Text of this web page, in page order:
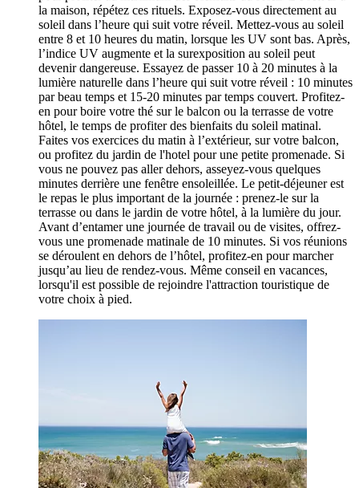
la maison, répétez ces rituels. Exposez-vous directement au
soleil dans l’heure qui suit votre réveil. Mettez-vous au soleil
entre 8 et 10 heures du matin, lorsque les UV sont bas. Après,
l’indice UV augmente et la surexposition au soleil peut
devenir dangereuse. Essayez de passer 10 à 20 minutes à la
lumière naturelle dans l’heure qui suit votre réveil : 10 minutes
par beau temps et 15-20 minutes par temps couvert. Profitez-
en pour boire votre thé sur le balcon ou la terrasse de votre
hôtel, le temps de profiter des bienfaits du soleil matinal.
Faites vos exercices du matin à l’extérieur, sur votre balcon,
ou profitez du jardin de l'hotel pour une petite promenade. Si
vous ne pouvez pas aller dehors, asseyez-vous quelques
minutes derrière une fenêtre ensoleillée. Le petit-déjeuner est
le repas le plus important de la journée : prenez-le sur la
terrasse ou dans le jardin de votre hôtel, à la lumière du jour.
Avant d’entamer une journée de travail ou de visites, offrez-
vous une promenade matinale de 10 minutes. Si vos réunions
se déroulent en dehors de l’hôtel, profitez-en pour marcher
jusqu’au lieu de rendez-vous. Même conseil en vacances,
lorsqu'il est possible de rejoindre l'attraction touristique de
votre choix à pied.